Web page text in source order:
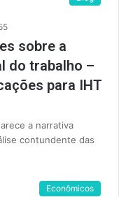
sobre a
do trabalho –
para IHT
a narrativa
contundente das
Econômicos